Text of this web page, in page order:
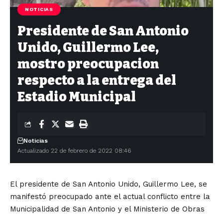
NOTICIAS
Presidente de San Antonio
Unido, Guillermo Lee,
mostro preocupacion
respecto a la entrega del
Estadio Municipal
Actualizado 22 de febrero de 2022 08:46
Noticias
El presidente de San Antonio Unido, Guillermo Lee, se
manifestó preocupado ante el actual conflicto entre la
Municipalidad de San Antonio y el Ministerio de Obras